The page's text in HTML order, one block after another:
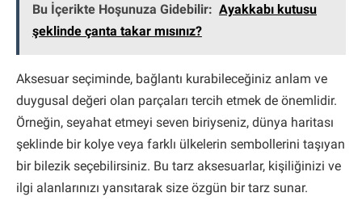
Bu İçerikte Hoşunuza Gidebilir: Ayakkabı kutusu
şeklinde çanta takar mısınız?
Aksesuar seçiminde, bağlantı kurabileceğiniz anlam ve
duygusal değeri olan parçaları tercih etmek de önemlidir.
Örneğin, seyahat etmeyi seven biriyseniz, dünya haritası
şeklinde bir kolye veya farklı ülkelerin sembollerini taşıyan
bir bilezik seçebilirsiniz. Bu tarz aksesuarlar, kişiliğinizi ve
ilgi alanlarınızı yansıtarak size özgün bir tarz sunar.